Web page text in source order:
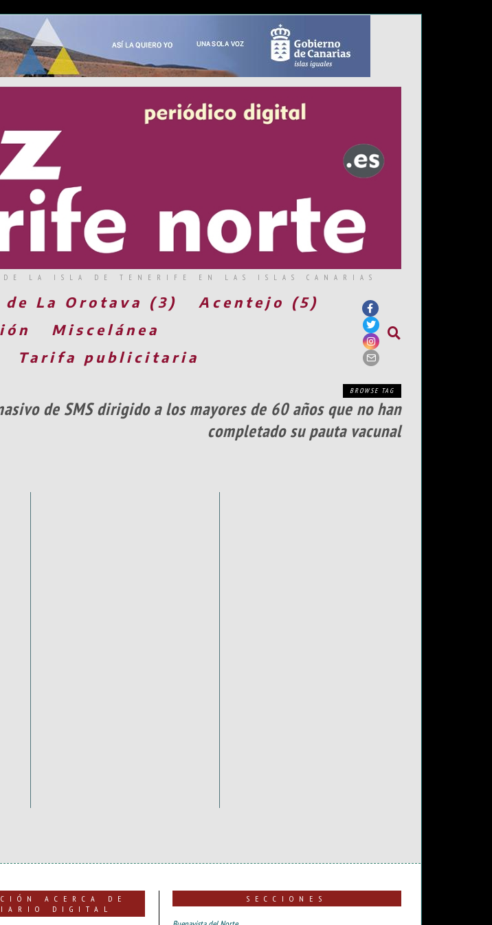
DE LA ISLA DE TENERIFE EN LAS ISLAS CANARIAS
de La Orotava (3)
Acentejo (5)
Miscelánea
Tarifa publicitaria
BROWSE TAG
de SMS dirigido a los mayores de 60 años que no han
completado su pauta vacunal
ACERCA DE
DIGITAL
SECCIONES